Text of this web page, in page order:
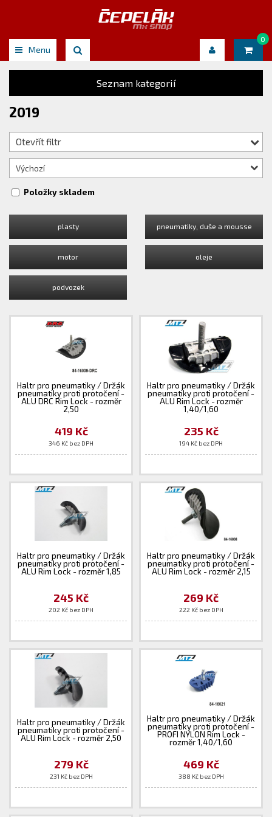
Menu
0
Seznam kategorií
2019
Otevřít filtr
Výchozí
Položky skladem
plasty pneumatiky, duše a mousse
motor oleje
podvozek
Haltr pro pneumatiky / Držák
pneumatiky proti protočení -
ALU DRC Rim Lock - rozměr
2,50
419 Kč
346 Kč bez DPH
Haltr pro pneumatiky / Držák
pneumatiky proti protočení -
ALU Rim Lock - rozměr
1,40/1,60
235 Kč
194 Kč bez DPH
Haltr pro pneumatiky / Držák
pneumatiky proti protočení -
ALU Rim Lock - rozměr 1,85
245 Kč
202 Kč bez DPH
Haltr pro pneumatiky / Držák
pneumatiky proti protočení -
ALU Rim Lock - rozměr 2,15
269 Kč
222 Kč bez DPH
Haltr pro pneumatiky / Držák
pneumatiky proti protočení -
ALU Rim Lock - rozměr 2,50
279 Kč
231 Kč bez DPH
Haltr pro pneumatiky / Držák
pneumatiky proti protočení -
PROFI NYLON Rim Lock -
rozměr 1,40/1,60
469 Kč
388 Kč bez DPH